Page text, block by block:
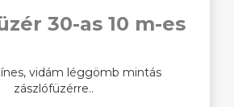
30-as 10 m-es
vidám léggömb mintás
zászlófüzérre..